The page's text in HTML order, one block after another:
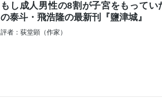
もし成人男性の8割が子宮をもって
の泰斗・飛浩隆の最新刊『鹽津城』
評者：荻堂顕（作家）